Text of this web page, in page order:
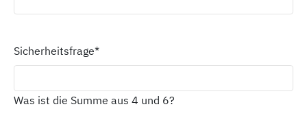
Sicherheitsfrage*
Was ist die Summe aus 4 und 6?